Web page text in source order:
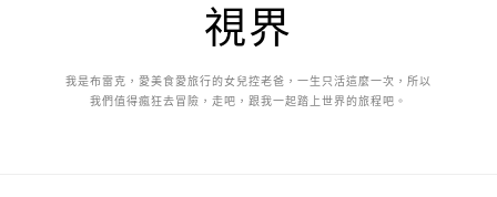
視界
我是布雷克，愛美食愛旅行的女兒控老爸，一生只活這麼一次，所以
我們值得瘋狂去冒險，走吧，跟我一起踏上世界的旅程吧。